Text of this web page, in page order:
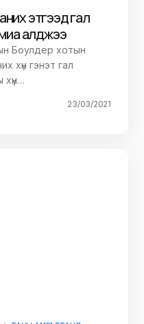
этгээд гал
алджээ
Боулдер хотын
хүн гэнэт гал
23/03/2021